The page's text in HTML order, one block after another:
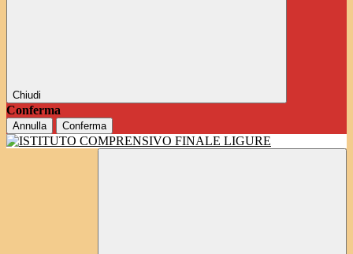
Chiudi
Conferma
Annulla Conferma